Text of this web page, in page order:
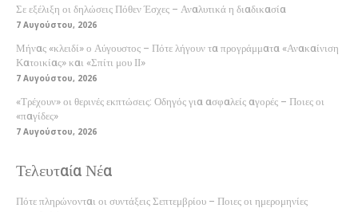
Σε εξέλιξη οι δηλώσεις Πόθεν Έσχες – Αναλυτικά η διαδικασία
7 Αυγούστου, 2026
Μήνας «κλειδί» ο Αύγουστος – Πότε λήγουν τα προγράμματα «Ανακαίνιση
Κατοικίας» και «Σπίτι μου ΙΙ»
7 Αυγούστου, 2026
«Τρέχουν» οι θερινές εκπτώσεις: Οδηγός για ασφαλείς αγορές – Ποιες οι
«παγίδες»
7 Αυγούστου, 2026
Τελευταία Νέα
Πότε πληρώνονται οι συντάξεις Σεπτεμβρίου – Ποιες οι ημερομηνίες